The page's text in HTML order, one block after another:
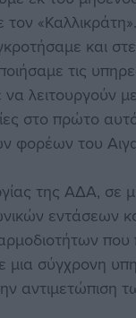
και
τις
να λειτουργούν
στο πρώτο
φορέων του
της ΑΔΑ, σε
εντάσεων
που
μια σύγχρονη